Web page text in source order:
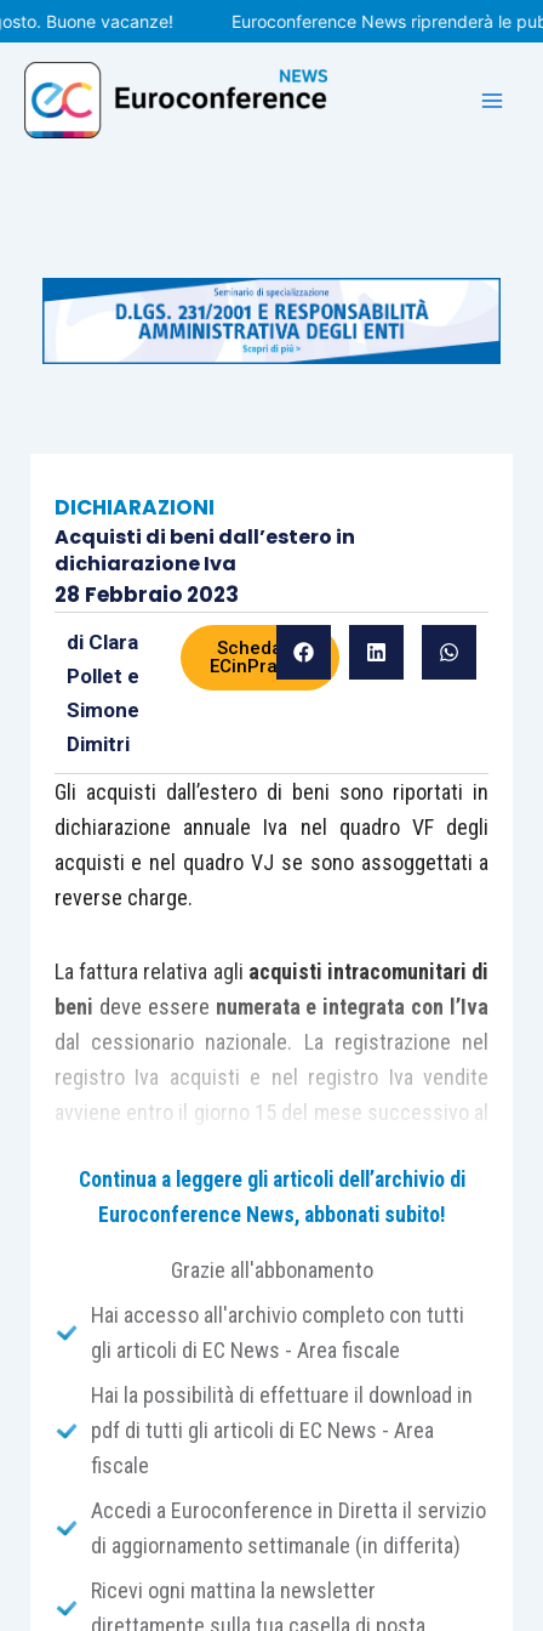
Vai
al
contenuto
Buone vacanze! Euroconference News riprenderà le
DICHIARAZIONI
Acquisti di beni dall’estero in
dichiarazione Iva
28 Febbraio 2023
di Clara
Pollet e
Simone
Dimitri
Scheda di
ECinPratica
Gli acquisti dall’estero di beni sono riportati in
dichiarazione annuale Iva nel quadro VF degli
acquisti e nel quadro VJ se sono assoggettati a
reverse charge.
La fattura relativa agli acquisti intracomunitari di
beni deve essere numerata e integrata con l’Iva
dal cessionario nazionale. La registrazione nel
registro Iva acquisti e nel registro Iva vendite
avviene entro il giorno 15 del mese successivo al
mese di ricevimento.
La stessa operazione dovrà essere comunicata
operazioni transfrontaliere utilizzando il Tipo
documentoTD18 – Integrazione per acquisto di
beni Intracomunitarisempre entro il giorno 15
del mese successivo al ricevimento della fattura
di acquisto. Nel caso in cui non si tratti di
un’operazione imponibile occorre indicare la
Natura dell’operazione(ad esempio per gli
caso di introduzione di beni in un deposito Iva a
Continua a leggere gli articoli dell’archivio di
Euroconference News, abbonati subito!
Grazie all'abbonamento
Hai accesso all'archivio completo con tutti
gli articoli di EC News - Area fiscale
Hai la possibilità di effettuare il download in
pdf di tutti gli articoli di EC News - Area
fiscale
Accedi a Euroconference in Diretta il servizio
di aggiornamento settimanale (in differita)
Ricevi ogni mattina la newsletter
direttamente sulla tua casella di posta